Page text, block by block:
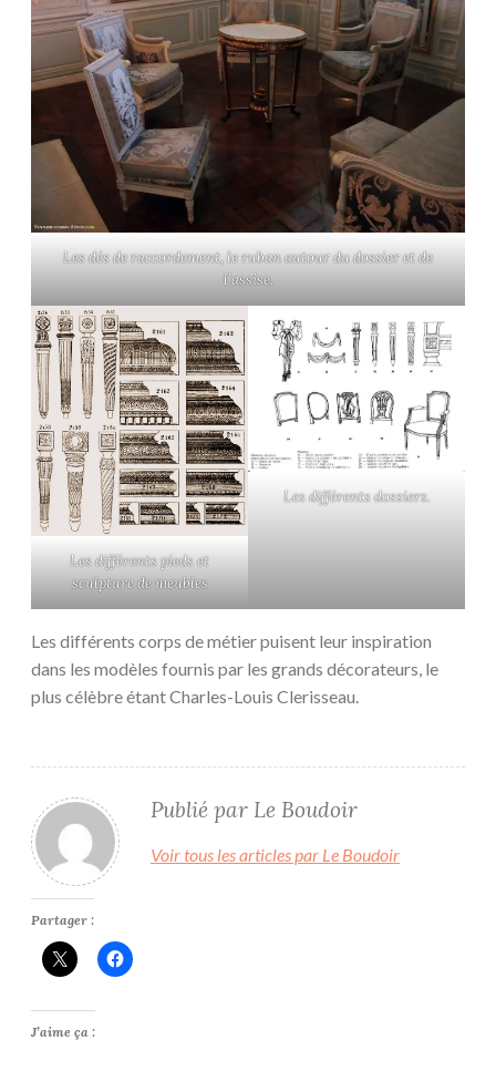
Les dés de raccordement, le ruban autour du dossier et de
l’assise.
Les différents pieds et
sculpture de meubles
Les différents dossiers.
Les différents corps de métier puisent leur inspiration
dans les modèles fournis par les grands décorateurs, le
plus célèbre étant Charles-Louis Clerisseau.
Publié par Le Boudoir
Voir tous les articles par Le Boudoir
Partager :
J’aime ça :